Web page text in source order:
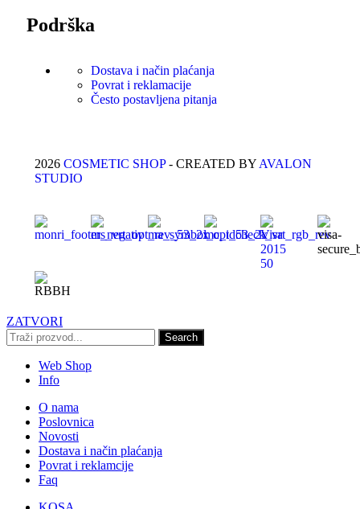
Podrška
Dostava i način plaćanja
Povrat i reklamacije
Često postavljena pitanja
2026 COSMETIC SHOP- CREATED BYAVALON
STUDIO
ZATVORI
Search
Web Shop
Info
O nama
Poslovnica
Novosti
Dostava i način plaćanja
Povrat i reklamcije
Faq